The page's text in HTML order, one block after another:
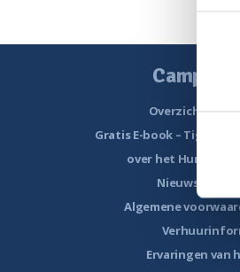
Camper
Overzicht
Gratis E-book – Tig
over het Huren van
Nieuwsbrief
Algemene
Ervaringen van